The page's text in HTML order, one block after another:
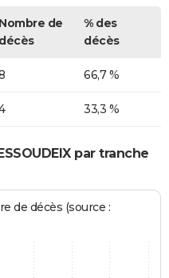
Nombre de
décès
% des
décès
66,7 %
33,3 %
par tranche
de décès (source :